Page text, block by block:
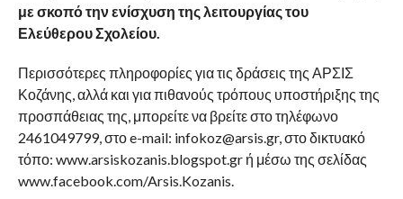
με σκοπό την ενίσχυση της λειτουργίας του
Ελεύθερου Σχολείου.
Περισσότερες πληροφορίες για τις δράσεις της ΑΡΣΙΣ
Κοζάνης, αλλά και για πιθανούς τρόπους υποστήριξης της
προσπάθειας της, μπορείτε να βρείτε στο τηλέφωνο
2461049799, στο e-mail: infokoz@arsis.gr, στο δικτυακό
τόπο: www.arsiskozanis.blogspot.gr ή μέσω της σελίδας
www.facebook.com/Arsis.Kozanis.